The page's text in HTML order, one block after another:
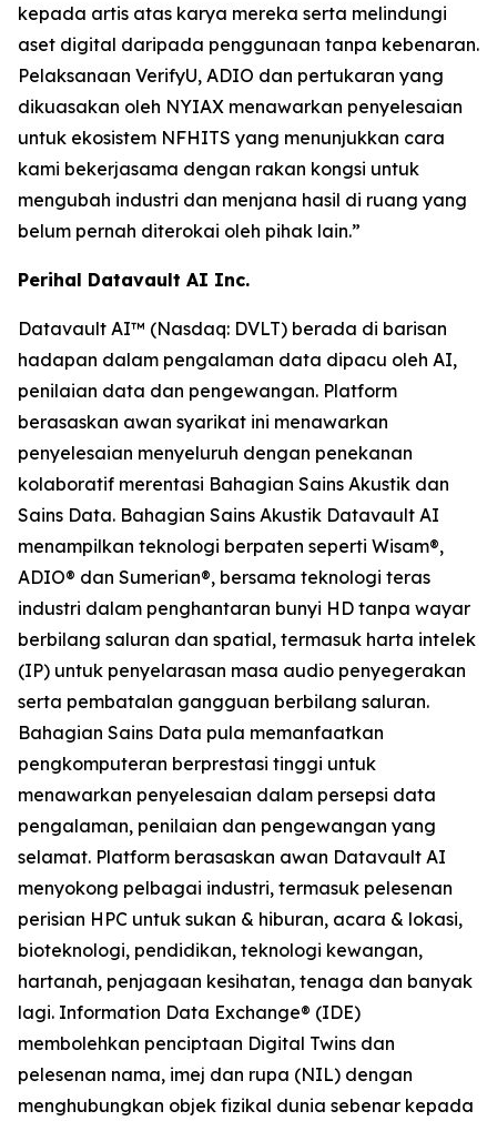
kepada artis atas karya mereka serta melindungi
aset digital daripada penggunaan tanpa kebenaran.
Pelaksanaan VerifyU, ADIO dan pertukaran yang
dikuasakan oleh NYIAX menawarkan penyelesaian
untuk ekosistem NFHITS yang menunjukkan cara
kami bekerjasama dengan rakan kongsi untuk
mengubah industri dan menjana hasil di ruang yang
belum pernah diterokai oleh pihak lain.”
Perihal Datavault AI Inc.
Datavault AI™ (Nasdaq: DVLT) berada di barisan
hadapan dalam pengalaman data dipacu oleh AI,
penilaian data dan pengewangan. Platform
berasaskan awan syarikat ini menawarkan
penyelesaian menyeluruh dengan penekanan
kolaboratif merentasi Bahagian Sains Akustik dan
Sains Data. Bahagian Sains Akustik Datavault AI
menampilkan teknologi berpaten seperti Wisam®,
ADIO® dan Sumerian®, bersama teknologi teras
industri dalam penghantaran bunyi HD tanpa wayar
berbilang saluran dan spatial, termasuk harta intelek
(IP) untuk penyelarasan masa audio penyegerakan
serta pembatalan gangguan berbilang saluran.
Bahagian Sains Data pula memanfaatkan
pengkomputeran berprestasi tinggi untuk
menawarkan penyelesaian dalam persepsi data
pengalaman, penilaian dan pengewangan yang
selamat. Platform berasaskan awan Datavault AI
menyokong pelbagai industri, termasuk pelesenan
perisian HPC untuk sukan & hiburan, acara & lokasi,
bioteknologi, pendidikan, teknologi kewangan,
hartanah, penjagaan kesihatan, tenaga dan banyak
lagi. Information Data Exchange® (IDE)
membolehkan penciptaan Digital Twins dan
pelesenan nama, imej dan rupa (NIL) dengan
menghubungkan objek fizikal dunia sebenar kepada